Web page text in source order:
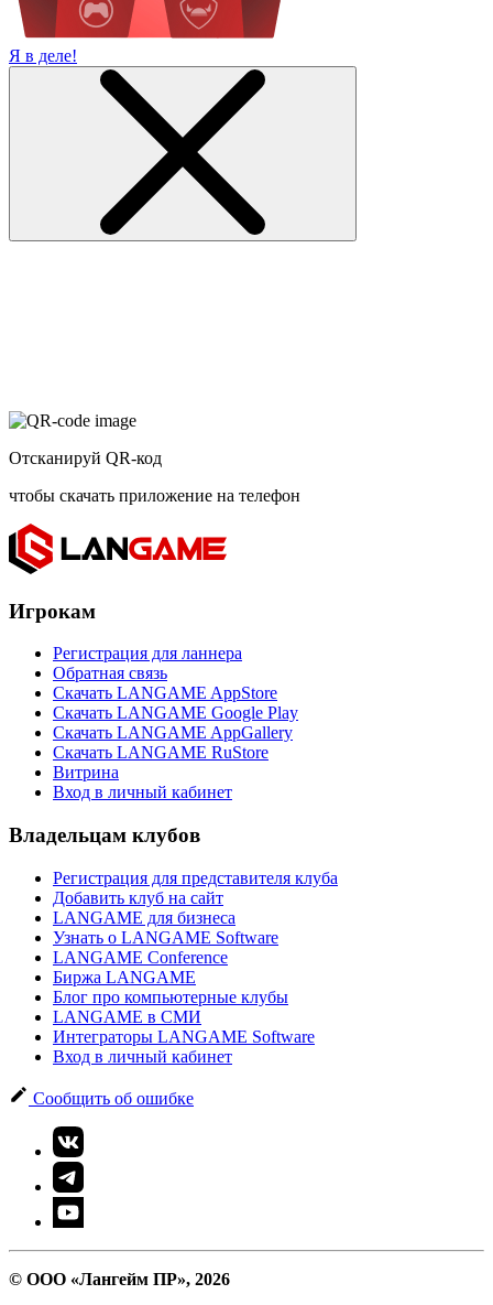
Я в деле!
Отсканируй QR-код
чтобы скачать приложение на телефон
Игрокам
Регистрация для ланнера
Обратная связь
Скачать LANGAME AppStore
Скачать LANGAME Google Play
Скачать LANGAME AppGallery
Скачать LANGAME RuStore
Витрина
Вход в личный кабинет
Владельцам клубов
Регистрация для представителя клуба
Добавить клуб на сайт
LANGAME для бизнеса
Узнать о LANGAME Software
LANGAME Conference
Биржа LANGAME
Блог про компьютерные клубы
LANGAME в СМИ
Интеграторы LANGAME Software
Вход в личный кабинет
Сообщить об ошибке
© ООО «Лангейм ПР», 2026